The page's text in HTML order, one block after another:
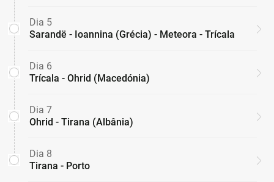
Dia 5
Sarandë - Ioannina (Grécia) - Meteora - Trícala
Dia 6
Trícala - Ohrid (Macedónia)
Dia 7
Ohrid - Tirana (Albânia)
Dia 8
Tirana - Porto